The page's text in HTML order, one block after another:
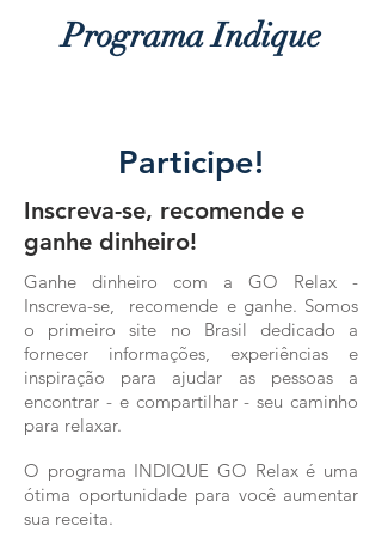
Ganhe dinheiro com a GO Relax -
Inscreva-se, recomende e ganhe. Somos
o primeiro site no Brasil dedicado a
fornecer informações, experiências e
inspiração para ajudar as pessoas a
encontrar - e compartilhar - seu caminho
para relaxar.
O programa INDIQUE GO Relax é uma
ótima oportunidade para você aumentar
sua receita.
Programa Indique
Participe!
Inscreva-se, recomende e
ganhe dinheiro!